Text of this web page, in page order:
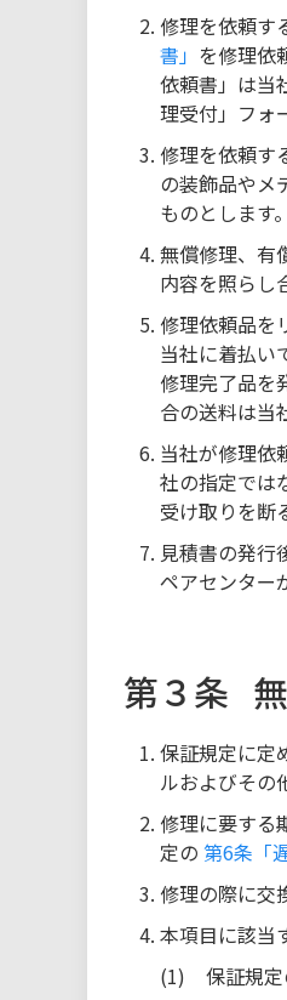
修理を依頼す
書」 を修理依
依頼書」は当
理受付」フォ
修理を依頼す
の装飾品やメ
ものとします。
無償修理、有
内容を照らし
修理依頼品を
当社に着払い
修理完了品を
合の送料は当
当社が修理依
社の指定では
受け取りを断
見積書の発行
ペアセンター
第３条
保証規定に定
ルおよびその
修理に要する
定の 第6条「
修理の際に交
本項目に該当
保証規